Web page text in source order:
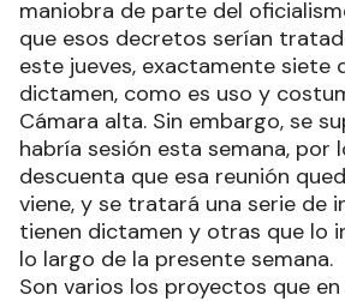
maniobra de parte del
que esos decretos serían
este jueves, exactamente siete
dictamen, como es uso y
Cámara alta. Sin embargo, se
habría sesión esta semana, por
descuenta que esa reunión
viene, y se tratará una serie de
tienen dictamen y otras que lo
lo largo de la presente semana.
Son varios los proyectos que